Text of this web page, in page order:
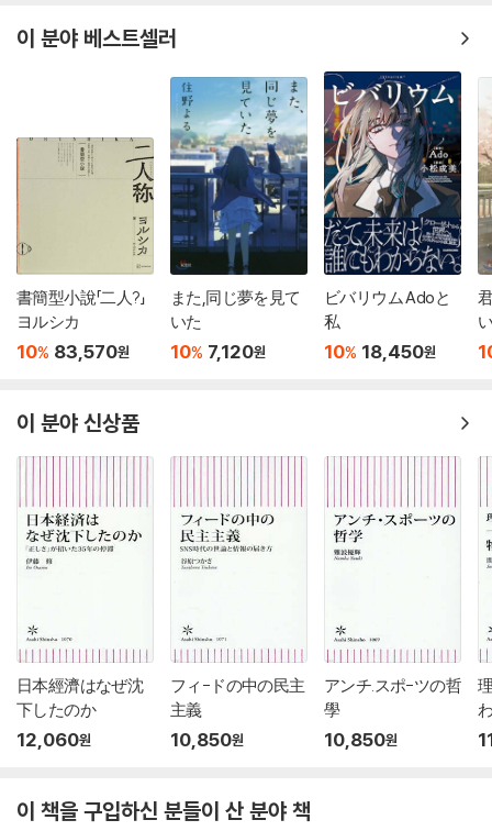
이 분야 베스트셀러
書簡型小說「二人?」
ヨルシカ
10% 83,570원
また,同じ夢を見て
いた
10% 7,120원
ビバリウム Adoと
私
10% 18,450원
이 분야 신상품
日本經濟はなぜ沈
下したのか
12,060원
フィ-ドの中の民主
主義
10,850원
アンチ.スポ-ツの哲
學
10,850원
이 책을 구입하신 분들이 산 분야 책